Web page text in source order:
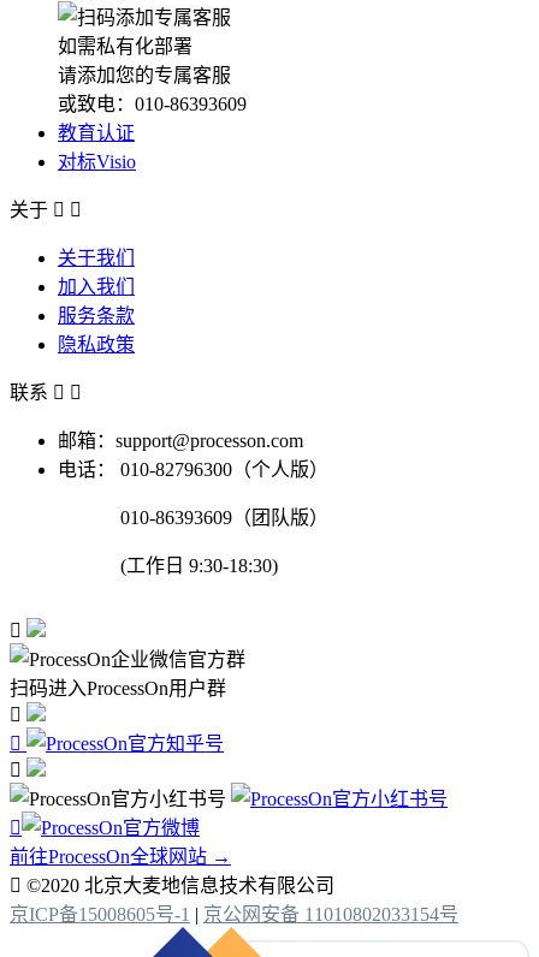
如需私有化部署
请添加您的专属客服
或致电：010-86393609
教育认证
对标Visio
关于  
关于我们
加入我们
服务条款
隐私政策
联系  
邮箱：support@processon.com
电话：
010-82796300（个人版）
010-86393609（团队版）
(工作日 9:30-18:30)

扫码进入ProcessOn用户群




前往ProcessOn全球网站 →
 ©2020 北京大麦地信息技术有限公司
京ICP备15008605号-1 | 京公网安备 11010802033154号